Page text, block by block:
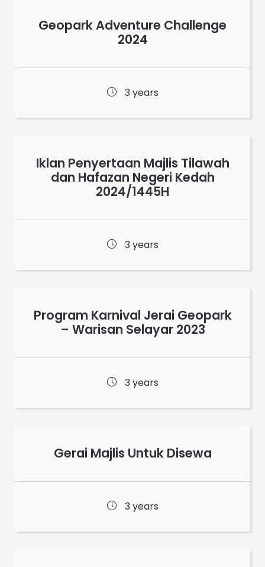
Geopark Adventure Challenge
2024
3 years
Iklan Penyertaan Majlis Tilawah
dan Hafazan Negeri Kedah
2024/1445H
3 years
Program Karnival Jerai Geopark
– Warisan Selayar 2023
3 years
Gerai Majlis Untuk Disewa
3 years